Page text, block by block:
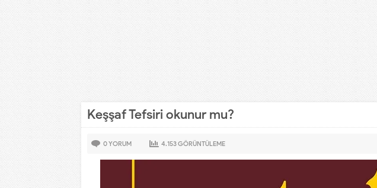
Keşşaf Tefsiri okunur mu?
0YORUM 4.153GÖRÜNTÜLEME